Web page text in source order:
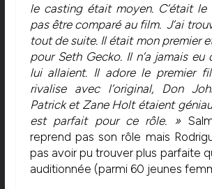
le casting était moyen. C’était
pas être comparé au film. J’ai
tout de suite. Il était mon premier
pour Seth Gecko. Il n’a jamais
lui allaient. Il adore le premier
rivalise avec l’original, Don
Patrick et Zane Holt étaient
est parfait pour ce rôle. »
reprend pas son rôle mais
pas avoir pu trouver plus parfaite
auditionnée (parmi 60 jeunes